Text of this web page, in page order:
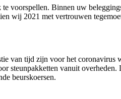
voorspellen. Binnen uw
wij 2021 met vertrouwen
van tijd zijn voor het coronavirus
steunpakketten vanuit
beurskoersen.